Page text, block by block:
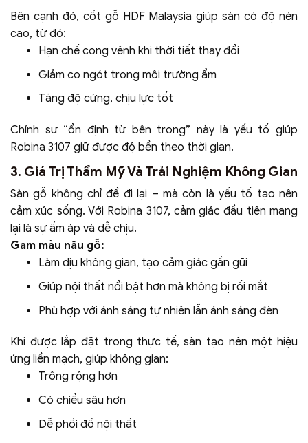
Bên cạnh đó, cốt gỗ HDF Malaysia giúp sàn có độ nén
cao, từ đó:
Hạn chế cong vênh khi thời tiết thay đổi
Giảm co ngót trong môi trường ẩm
Tăng độ cứng, chịu lực tốt
Chính sự “ổn định từ bên trong” này là yếu tố giúp
Robina 3107 giữ được độ bền theo thời gian.
3. Giá Trị Thẩm Mỹ Và Trải Nghiệm Không Gian
Sàn gỗ không chỉ để đi lại – mà còn là yếu tố tạo nên
cảm xúc sống. Với Robina 3107, cảm giác đầu tiên mang
lại là sự ấm áp và dễ chịu.
Gam màu nâu gỗ:
Làm dịu không gian, tạo cảm giác gần gũi
Giúp nội thất nổi bật hơn mà không bị rối mắt
Phù hợp với ánh sáng tự nhiên lẫn ánh sáng đèn
Khi được lắp đặt trong thực tế, sàn tạo nên một hiệu
ứng liền mạch, giúp không gian:
Trông rộng hơn
Có chiều sâu hơn
Dễ phối đồ nội thất